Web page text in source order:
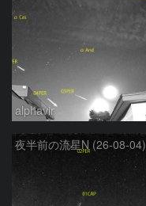
alphavir
夜半前の流星N (26-08-04)